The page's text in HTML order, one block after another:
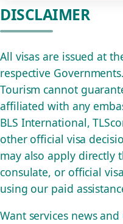
DISCLAIMER
All visas are issued at
respective
Tourism cannot
affiliated with any
BLS International,
other official visa
may also apply directly
consulate, or official
using our paid
Want services news